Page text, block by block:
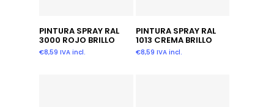
Añadir Al Carrito
PINTURA SPRAY RAL
3000 ROJO BRILLO
€8,59 IVA incl.
Añadir Al Carrito
PINTURA SPRAY RAL
1013 CREMA BRILLO
€8,59 IVA incl.